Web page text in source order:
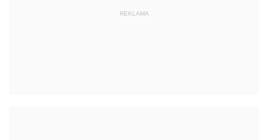
REKLAMA